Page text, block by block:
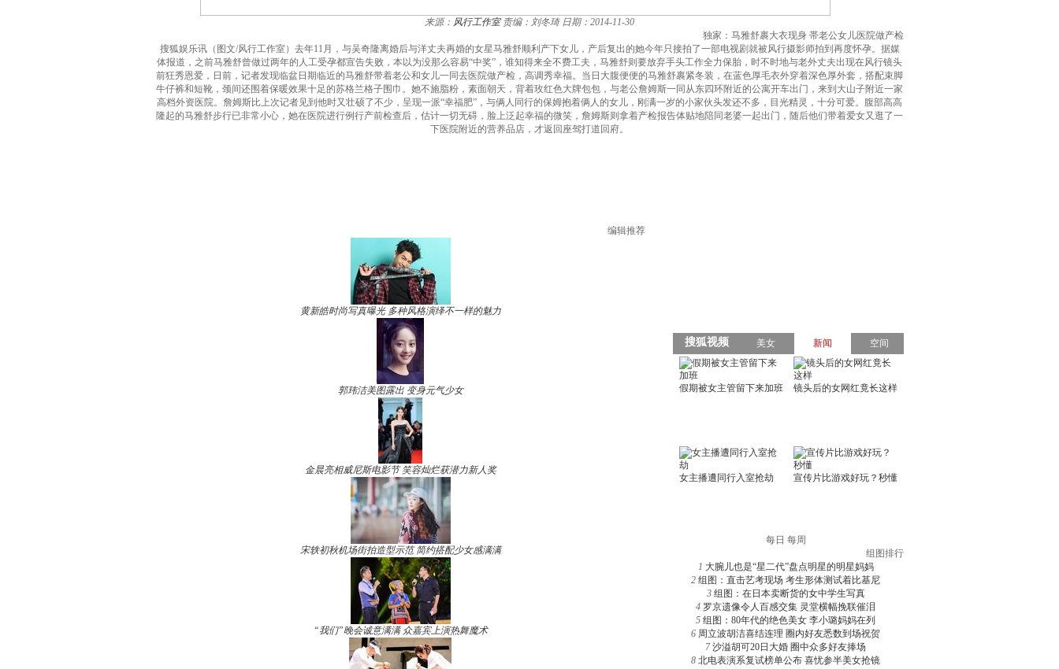
来源： 风行工作室 责编：刘冬琦 日期：2014-11-30
独家：马雅舒裹大衣现身 帯老公女儿医院做产检
搜狐娱乐讯（图文/风行工作室）去年11月，与吴奇隆离婚后与洋丈夫再婚的女星马雅舒顺利产下女儿，产后复出的她今年只接拍了一部电视剧就被风行摄影师拍到再度怀孕。据媒
体报道，之前马雅舒曾做过两年的人工受孕都宣告失败，本以为没那么容易“中奖”，谁知得来全不费工夫，马雅舒则要放弃手头工作全力保胎，时不时地与老外丈夫出现在风行镜头
前狂秀恩爱，日前，记者发现临盆日期临近的马雅舒带着老公和女儿一同去医院做产检，高调秀幸福。当日大腹便便的马雅舒裹紧冬装，在蓝色厚毛衣外穿着深色厚外套，搭配束脚
牛仔裤和短靴，颈间还围着保暖效果十足的苏格兰格子围巾。她不施脂粉，素面朝天，背着玫红色大牌包包，与老公詹姆斯一同从东四环附近的公寓开车出门，来到大山子附近一家
高档外资医院。詹姆斯比上次记者见到他时又壮硕了不少，呈现一派“幸福肥”，与俩人同行的保姆抱着俩人的女儿，刚满一岁的小家伙头发还不多，目光精灵，十分可爱。腹部高高
隆起的马雅舒步行已非常小心，她在医院进行例行产前检查后，估计一切无碍，脸上泛起幸福的微笑，詹姆斯则拿着产检报告体贴地陪同老婆一起出门，随后他们带着爱女又逛了一
下医院附近的营养品店，才返回座驾打道回府。
编辑推荐
黄新皓时尚写真曝光 多种风格演绎不一样的魅力
郭玮洁美图露出 变身元气少女
金晨亮相威尼斯电影节 笑容灿烂获潜力新人奖
宋轶初秋机场街拍造型示范 简约搭配少女感满满
“我们”晚会诚意满满 众嘉宾上演热舞魔术
每日 每周
组图排行
1 大腕儿也是“星二代”盘点明星的明星妈妈
2 组图：直击艺考现场 考生形体测试着比基尼
3 组图：在日本卖断货的女中学生写真
4 罗京遗像令人百感交集 灵堂横幅挽联催泪
5 组图：80年代的绝色美女 李小璐妈妈在列
6 周立波胡洁喜结连理 圈内好友悉数到场祝贺
7 沙溢胡可20日大婚 圈中众多好友捧场
8 北电表演系复试榜单公布 喜忧参半美女抢镜